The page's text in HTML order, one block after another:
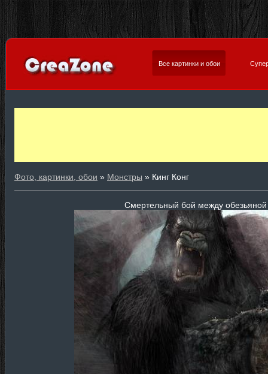
Все картинки и обои
Фото, картинки, обои » Монстры » Кинг Конг
Смертельный бой между